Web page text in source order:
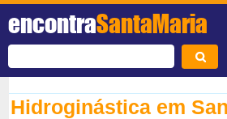
encontraSantaMaria
Hidroginástica em